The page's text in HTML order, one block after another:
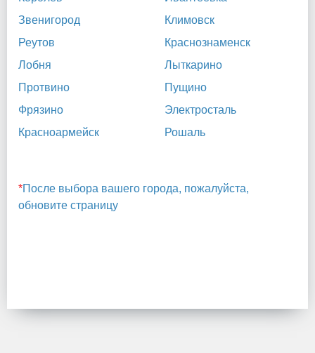
Звенигород
Климовск
Реутов
Краснознаменск
Лобня
Лыткарино
Протвино
Пущино
Фрязино
Электросталь
Красноармейск
Рошаль
*После выбора вашего города, пожалуйста,
обновите страницу